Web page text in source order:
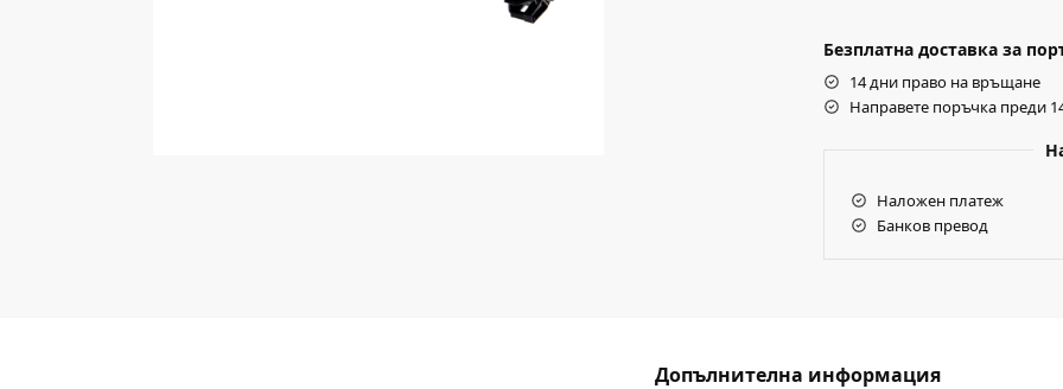
Безплатна доставка за
14 дни право на връщане
Направете поръчка преди
Наложен платеж
Банков превод
Допълнителна информация